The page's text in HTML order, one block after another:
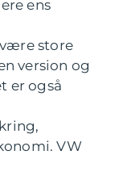
ens
store
version og
er også
VW